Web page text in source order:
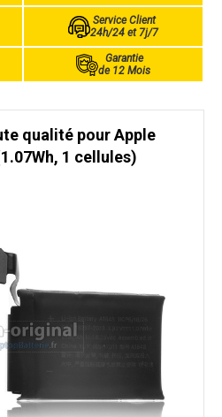
Service Client
24h/24 et 7j/7
Garantie
de 12 Mois
qualité pour Apple
1 cellules)